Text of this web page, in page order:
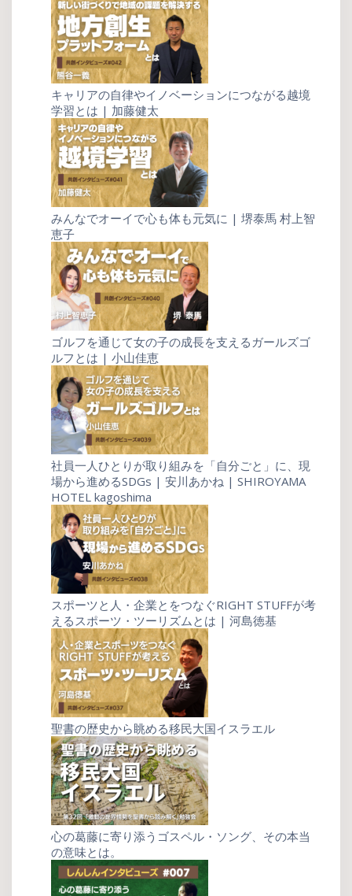
キャリアの自律やイノベーションにつながる越境
学習とは | 加藤健太
みんなでオーイで心も体も元気に | 堺泰馬 村上智
恵子
ゴルフを通じて女の子の成長を支えるガールズゴ
ルフとは | 小山佳恵
社員一人ひとりが取り組みを「自分ごと」に、現
場から進めるSDGs | 安川あかね | SHIROYAMA
HOTEL kagoshima
スポーツと人・企業とをつなぐRIGHT STUFFが考
えるスポーツ・ツーリズムとは | 河島徳基
聖書の歴史から眺める移民大国イスラエル
心の葛藤に寄り添うゴスペル・ソング、その本当
の意味とは。